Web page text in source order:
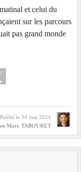
et celui du
sur les parcours
pas grand monde
Publié le 04 mai 2024
Marc TABOURET